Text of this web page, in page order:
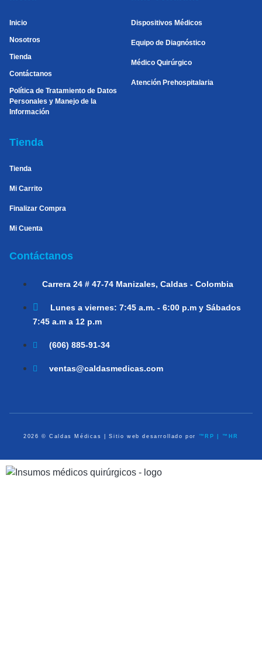
Inicio
Nosotros
Tienda
Contáctanos
Política de Tratamiento de Datos
Personales y Manejo de la
Información
Dispositivos Médicos
Equipo de Diagnóstico
Médico Quirúrgico
Atención Prehospitalaria
Tienda
Tienda
Mi Carrito
Finalizar Compra
Mi Cuenta
Contáctanos
Carrera 24 # 47-74 Manizales, Caldas - Colombia
Lunes a viernes: 7:45 a.m. - 6:00 p.m y Sábados
7:45 a.m a 12 p.m
(606) 885-91-34
ventas@caldasmedicas.com
2026 © Caldas Médicas | Sitio web desarrollado por ™RP | ™HR